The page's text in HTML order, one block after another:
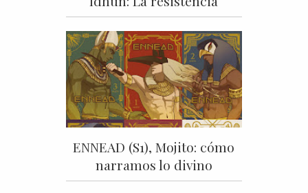
ENNEAD (S1), Mojito: cómo
narramos lo divino